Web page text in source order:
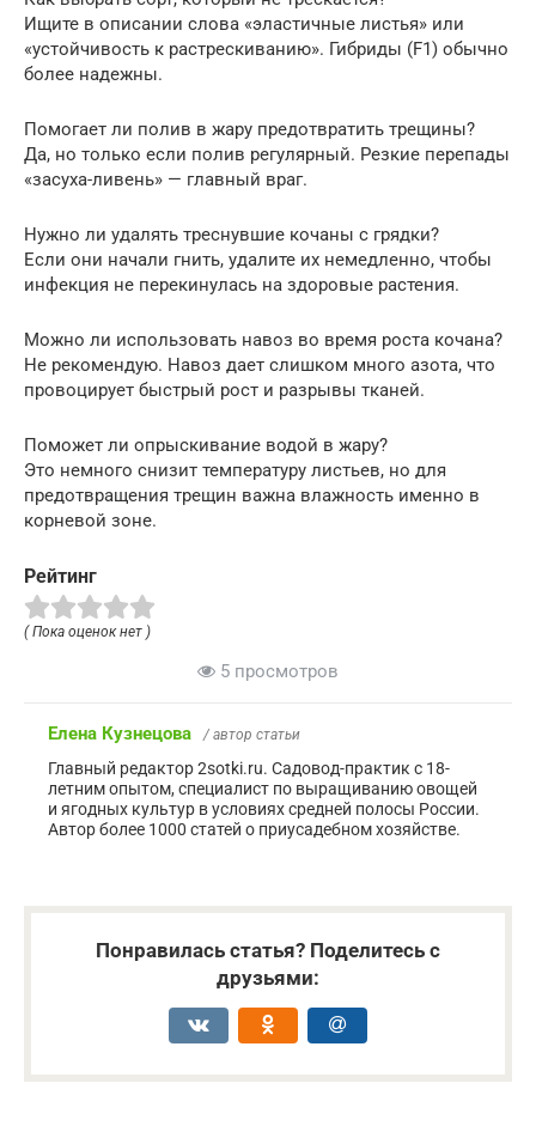
Ищите в описании слова «эластичные листья» или
«устойчивость к растрескиванию». Гибриды (F1) обычно
более надежны.
Помогает ли полив в жару предотвратить трещины?
Да, но только если полив регулярный. Резкие перепады
«засуха-ливень» — главный враг.
Нужно ли удалять треснувшие кочаны с грядки?
Если они начали гнить, удалите их немедленно, чтобы
инфекция не перекинулась на здоровые растения.
Можно ли использовать навоз во время роста кочана?
Не рекомендую. Навоз дает слишком много азота, что
провоцирует быстрый рост и разрывы тканей.
Поможет ли опрыскивание водой в жару?
Это немного снизит температуру листьев, но для
предотвращения трещин важна влажность именно в
корневой зоне.
Рейтинг
( Пока оценок нет )
5 просмотров
Елена Кузнецова / автор статьи
Главный редактор 2sotki.ru. Садовод-практик с 18-
летним опытом, специалист по выращиванию овощей
и ягодных культур в условиях средней полосы России.
Автор более 1000 статей о приусадебном хозяйстве.
Понравилась статья? Поделитесь с
друзьями: